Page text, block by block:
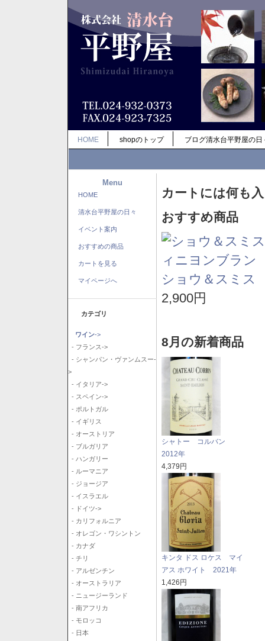
HOME shopのトップ ブログ清水台平野屋の日
Menu
HOME
清水台平野屋の日々
イベント案内
おすすめの商品
カートを見る
マイページへ
カテゴリ
ワイン->
- フランス->
- シャンパン・ヴァンムスー-
>
- イタリア->
- スペイン->
- ポルトガル
- イギリス
- オーストリア
- ブルガリア
- ハンガリー
- ルーマニア
- ジョージア
- イスラエル
- ドイツ->
- カリフォルニア
- オレゴン・ワシントン
- カナダ
- チリ
- アルゼンチン
- オーストラリア
- ニュージーランド
- 南アフリカ
- モロッコ
- 日本
カートには何も
おすすめ商品
ショウ＆スミ
2,900円
8月の新着商品
シャトー コルバン
2012年
4,379円
キンタ ドス ロケス マイ
アス ホワイト 2021年
1,426円